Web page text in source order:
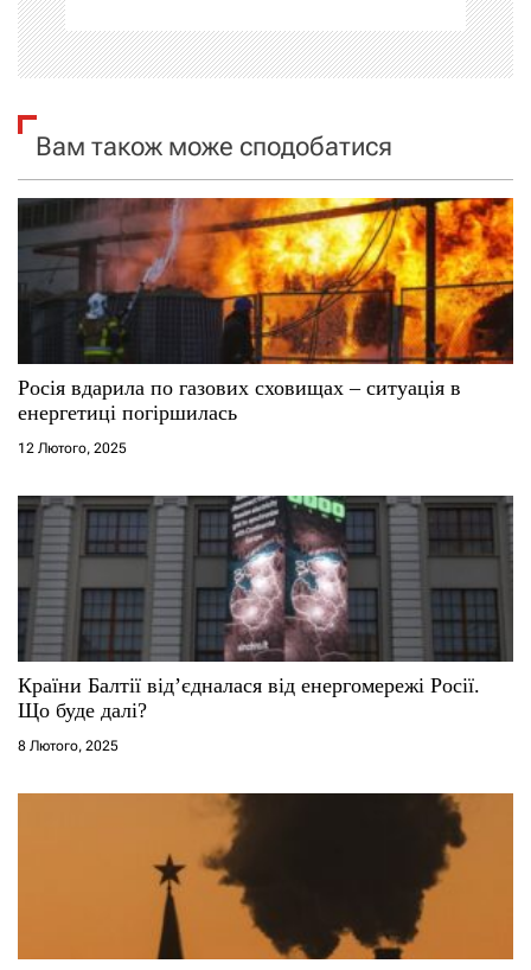
і
а
п
и
с
і
в
Вам також може сподобатися
Росія вдарила по газових сховищах – ситуація в
енергетиці погіршилась
12 Лютого, 2025
Країни Балтії від’єдналася від енергомережі Росії.
Що буде далі?
8 Лютого, 2025